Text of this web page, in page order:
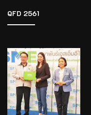
QFD 2561